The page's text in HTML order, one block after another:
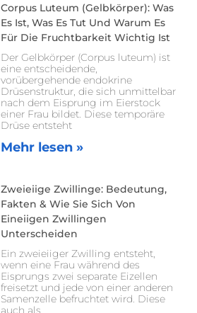
Corpus Luteum (Gelbkörper): Was
Es Ist, Was Es Tut Und Warum Es
Für Die Fruchtbarkeit Wichtig Ist
Der Gelbkörper (Corpus luteum) ist
eine entscheidende,
vorübergehende endokrine
Drüsenstruktur, die sich unmittelbar
nach dem Eisprung im Eierstock
einer Frau bildet. Diese temporäre
Drüse entsteht
Mehr lesen »
Zweieiige Zwillinge: Bedeutung,
Fakten & Wie Sie Sich Von
Eineiigen Zwillingen
Unterscheiden
Ein zweieiiger Zwilling entsteht,
wenn eine Frau während des
Eisprungs zwei separate Eizellen
freisetzt und jede von einer anderen
Samenzelle befruchtet wird. Diese
auch als